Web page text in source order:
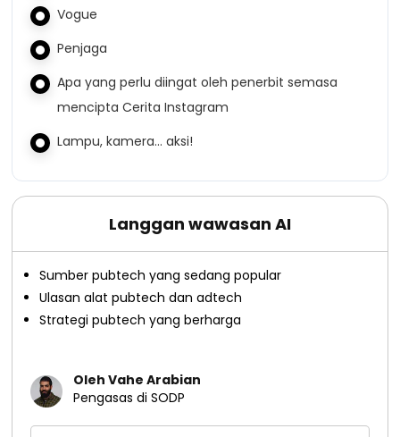
Vogue
Penjaga
Apa yang perlu diingat oleh penerbit semasa
mencipta Cerita Instagram
Lampu, kamera… aksi!
Langgan wawasan AI
Sumber pubtech yang sedang popular
Ulasan alat pubtech dan adtech
Strategi pubtech yang berharga
Oleh Vahe Arabian
Pengasas di SODP